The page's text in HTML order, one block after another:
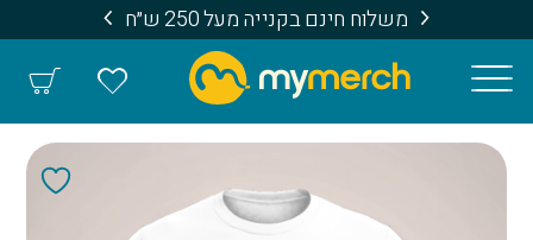
משלוח חינם בקנייה מעל 250 ש״ח